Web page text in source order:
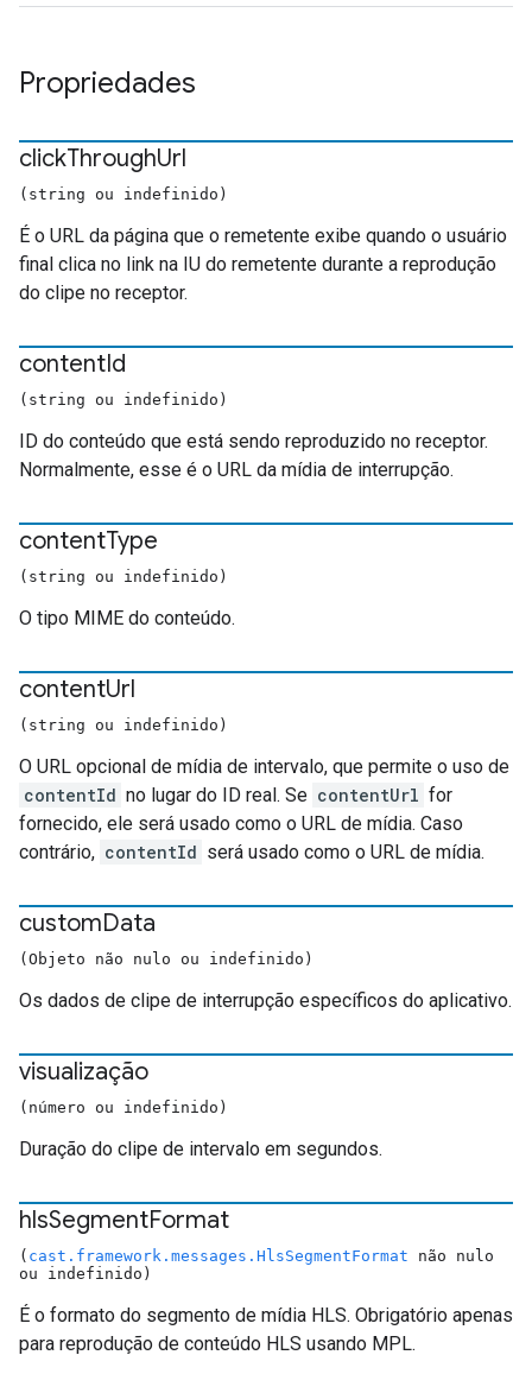
Propriedades
clickThroughUrl
(string ou indefinido)
É o URL da página que o remetente exibe quando o usuário
final clica no link na IU do remetente durante a reprodução
do clipe no receptor.
contentId
(string ou indefinido)
ID do conteúdo que está sendo reproduzido no receptor.
Normalmente, esse é o URL da mídia de interrupção.
contentType
(string ou indefinido)
O tipo MIME do conteúdo.
contentUrl
(string ou indefinido)
O URL opcional de mídia de intervalo, que permite o uso de
contentId no lugar do ID real. Se contentUrl for
fornecido, ele será usado como o URL de mídia. Caso
contrário, contentId será usado como o URL de mídia.
customData
(Objeto não nulo ou indefinido)
Os dados de clipe de interrupção específicos do aplicativo.
visualização
(número ou indefinido)
Duração do clipe de intervalo em segundos.
hlsSegmentFormat
( cast.framework.messages.HlsSegmentFormat não nulo
ou indefinido)
É o formato do segmento de mídia HLS. Obrigatório apenas
para reprodução de conteúdo HLS usando MPL.